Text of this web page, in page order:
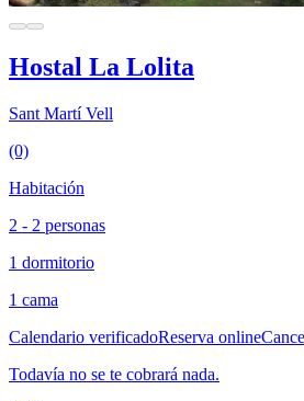
Hostal La Lolita
Sant Martí Vell
(0)
Habitación
2 - 2 personas
1 dormitorio
1 cama
Calendario verificadoReserva online
Todavía no se te cobrará nada.